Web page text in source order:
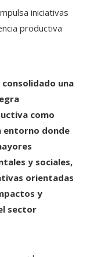
consolidado una
como
entorno donde
y sociales,
orientadas
y
sector